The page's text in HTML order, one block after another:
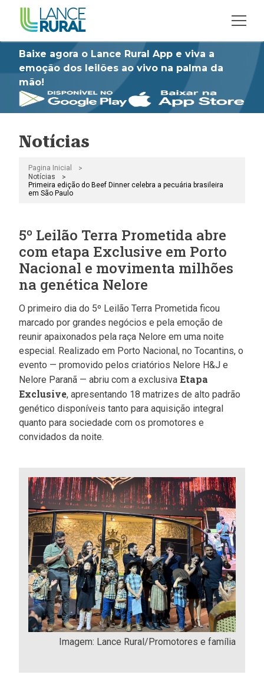
Baixe agora o Lance Rural App e viva a
emoção dos leilões ao vivo na palma da
mão!
Notícias
Pagina Inicial >
Notícias >
Primeira edição do Beef Dinner celebra a pecuária brasileira
em São Paulo
5º Leilão Terra Prometida abre
com etapa Exclusive em Porto
Nacional e movimenta milhões
na genética Nelore
O primeiro dia do 5º Leilão Terra Prometida ficou
marcado por grandes negócios e pela emoção de
reunir apaixonados pela raça Nelore em uma noite
especial. Realizado em Porto Nacional, no Tocantins, o
evento — promovido pelos criatórios Nelore H&J e
Nelore Paranã — abriu com a exclusivaEtapa
Exclusive, apresentando 18 matrizes de alto padrão
genético disponíveis tanto para aquisição integral
quanto para sociedade com os promotores e
convidados da noite.
Imagem: Lance Rural/Promotores e família